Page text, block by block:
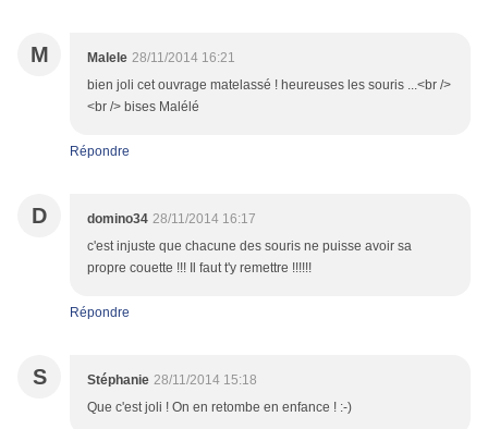
M Malele 28/11/2014 16:21
bien joli cet ouvrage matelassé ! heureuses les souris ...<br />
<br /> bises Malélé
Répondre
D domino34 28/11/2014 16:17
c'est injuste que chacune des souris ne puisse avoir sa
propre couette !!! Il faut t'y remettre !!!!!!
Répondre
S Stéphanie 28/11/2014 15:18
Que c'est joli ! On en retombe en enfance ! :-)